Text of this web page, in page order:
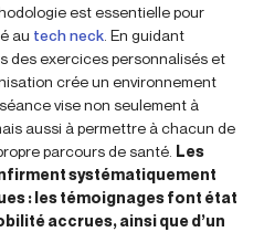
est essentielle pour
au tech neck . En guidant
des exercices personnalisés et
crée un environnement
vise non seulement à
aussi à permettre à chacun de
parcours de santé. Les
systématiquement
: les témoignages font état
accrues, ainsi que d’un